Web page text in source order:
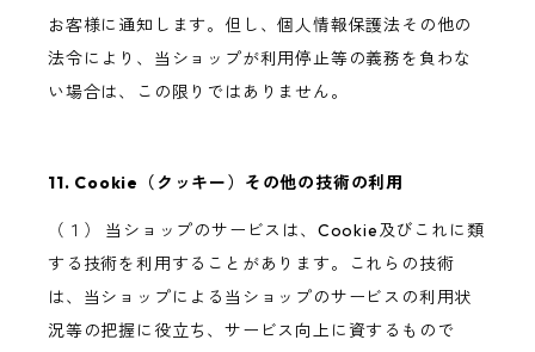
お客様に通知します。但し、個人情報保護法その他の
法令により、当ショップが利用停止等の義務を負わな
い場合は、この限りではありません。
11. Cookie（クッキー）その他の技術の利用
（１） 当ショップのサービスは、Cookie及びこれに類
する技術を利用することがあります。これらの技術
は、当ショップによる当ショップのサービスの利用状
況等の把握に役立ち、サービス向上に資するもので